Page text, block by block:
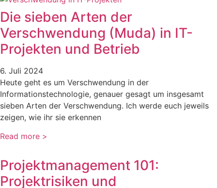
Die sieben Arten der
Verschwendung (Muda) in IT-
Projekten und Betrieb
6. Juli 2024
Heute geht es um Verschwendung in der
Informationstechnologie, genauer gesagt um insgesamt
sieben Arten der Verschwendung. Ich werde euch jeweils
zeigen, wie ihr sie erkennen
Read more >
Projektmanagement 101:
Projektrisiken und